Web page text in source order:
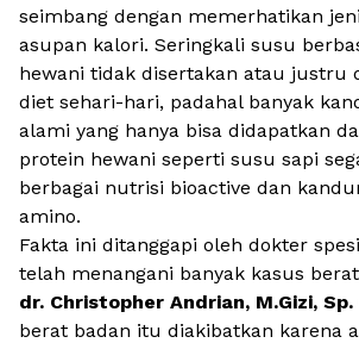
seimbang dengan memerhatikan
asupan kalori. Seringkali susu
hewani tidak disertakan atau justru
diet sehari-hari, padahal banyak
alami yang hanya bisa didapatkan
protein hewani seperti susu sapi
berbagai nutrisi bioactive dan
amino.
Fakta ini ditanggapi oleh dokter
telah menangani banyak kasus
dr. Christopher Andrian, M.Gizi, Sp.
berat badan itu diakibatkan karena